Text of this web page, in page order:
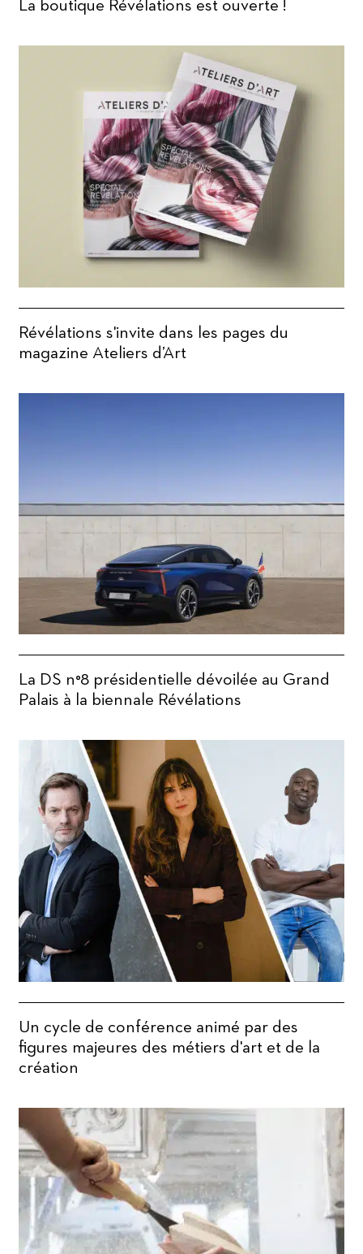
La boutique Révélations est ouverte !
Révélations s'invite dans les pages du
magazine Ateliers d’Art
La DS n°8 présidentielle dévoilée au Grand
Palais à la biennale Révélations
Un cycle de conférence animé par des
figures majeures des métiers d'art et de la
création